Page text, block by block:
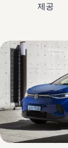
내 차
액세서
도움이
프로모션 &
뉴스
이달의
제공